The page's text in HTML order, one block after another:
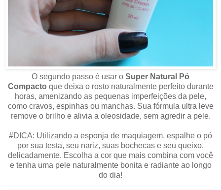
O segundo passo é usar o Super Natural Pó
Compacto que deixa o rosto naturalmente perfeito durante
horas, amenizando as pequenas imperfeições da pele,
como cravos, espinhas ou manchas. Sua fórmula ultra leve
remove o brilho e alivia a oleosidade, sem agredir a pele.
#DICA: Utilizando a esponja de maquiagem, espalhe o pó
por sua testa, seu nariz, suas bochecas e seu queixo,
delicadamente. Escolha a cor que mais combina com você
e tenha uma pele naturalmente bonita e radiante ao longo
do dia!